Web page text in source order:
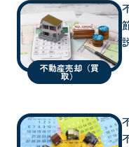
不動産売却（買
取）